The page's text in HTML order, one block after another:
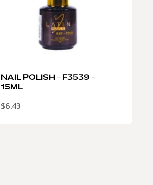
NAIL POLISH – F3539 –
15ML
$6.43